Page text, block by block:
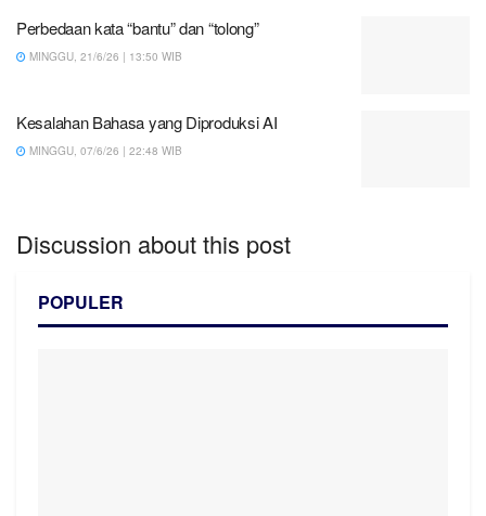
Perbedaan kata “bantu” dan “tolong”
MINGGU, 21/6/26 | 13:50 WIB
Kesalahan Bahasa yang Diproduksi AI
MINGGU, 07/6/26 | 22:48 WIB
Discussion about this post
POPULER